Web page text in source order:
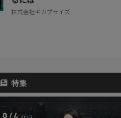
株式会社ギガプライズ
特集